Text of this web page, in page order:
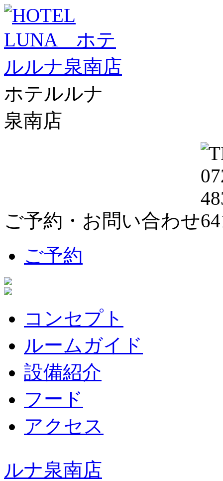
ホテルルナ
泉南店
ご予約・お問い合わせ
ご予約
コンセプト
ルームガイド
設備紹介
フード
アクセス
ルナ泉南店